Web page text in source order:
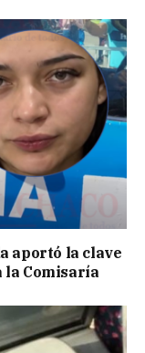
aportó la clave
la Comisaría